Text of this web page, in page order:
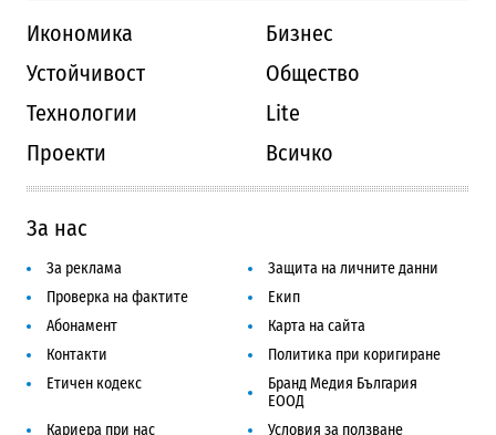
Икономика
Бизнес
Устойчивост
Общество
Технологии
Lite
Проекти
Всичко
За нас
За реклама
Защита на личните данни
Проверка на фактите
Екип
Абонамент
Карта на сайта
Контакти
Политика при коригиране
Етичен кодекс
Бранд Медия България
ЕООД
Кариера при нас
Условия за ползване